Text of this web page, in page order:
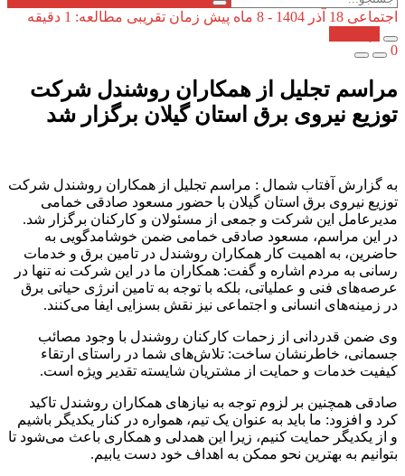
اجتماعی 18 آذر 1404 - 8 ماه پیش
زمان تقریبی مطالعه: 1 دقیقه
0
مراسم تجلیل از همكاران روشندل شركت
توزیع نیروی برق استان گیلان برگزار شد
به گزارش آفتاب شمال : مراسم تجلیل از همکاران روشندل شرکت
توزیع نیروی برق استان گیلان با حضور مسعود صادقی خمامی
مدیرعامل این شرکت و جمعی از مسئولان و کارکنان برگزار شد.
در این مراسم، مسعود صادقی خمامی ضمن خوشامدگویی به
حاضرین، به اهمیت کار همکاران روشندل در تامین برق و خدمات
رسانی به مردم اشاره و گفت: همکاران ما در این شرکت نه تنها در
عرصه‌های فنی و عملیاتی، بلکه با توجه به تامین انرژی حیاتی برق
در زمینه‌های انسانی و اجتماعی نیز نقش بسزایی ایفا می‌کنند.
وی ضمن قدردانی از زحمات کارکنان روشندل با وجود مصائب
جسمانی، خاطرنشان ساخت: تلاش‌های شما در راستای ارتقاء
کیفیت خدمات و حمایت از مشتریان شایسته تقدیر ویژه است.
صادقی همچنین بر لزوم توجه به نیازهای همکاران روشندل تاکید
کرد و افزود: ما باید به عنوان یک تیم، همواره در کنار یکدیگر باشیم
و از یکدیگر حمایت کنیم، زیرا این همدلی و همکاری باعث می‌شود تا
بتوانیم به بهترین نحو ممکن به اهداف خود دست یابیم.